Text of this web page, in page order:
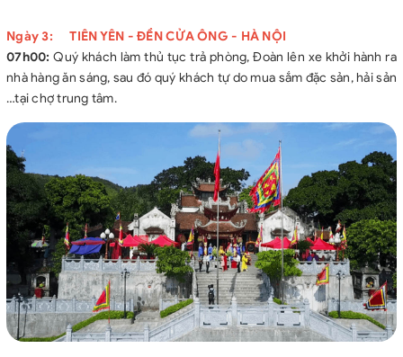
Ngày 3: TIÊN YÊN - ĐỀN CỬA ÔNG - HÀ NỘI
07h00: Quý khách làm thủ tục trả phòng, Đoàn lên xe khởi hành ra
nhà hàng ăn sáng, sau đó quý khách tự do mua sắm đặc sản, hải sản
…tại chợ trung tâm.